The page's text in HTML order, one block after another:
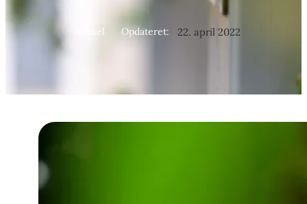
Artikel Opdateret: 22. april 2022